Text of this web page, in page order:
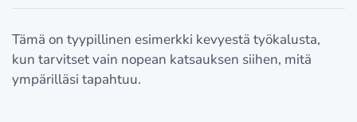
Tämä on tyypillinen esimerkki kevyestä työkalusta,
kun tarvitset vain nopean katsauksen siihen, mitä
ympärilläsi tapahtuu.